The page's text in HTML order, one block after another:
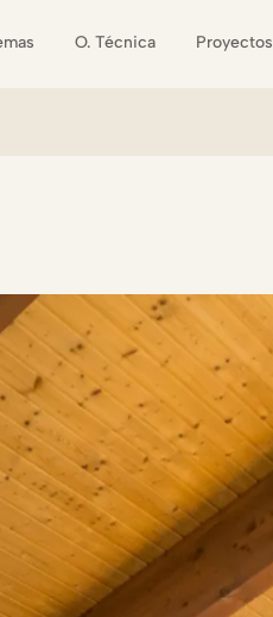
O. Técnica Proyectos